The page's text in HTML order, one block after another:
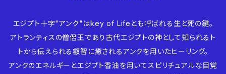
エジプト十字"アンク"はkey of Lifeとも呼ばれる生と死の鍵。
アトランティスの僧侶王であり古代エジプトの神として知られるト
トから伝えられる叡智に癒されるアンクを用いたヒーリング。
アンクのエネルギーとエジプト香油を用いてスピリチュアルな目覚